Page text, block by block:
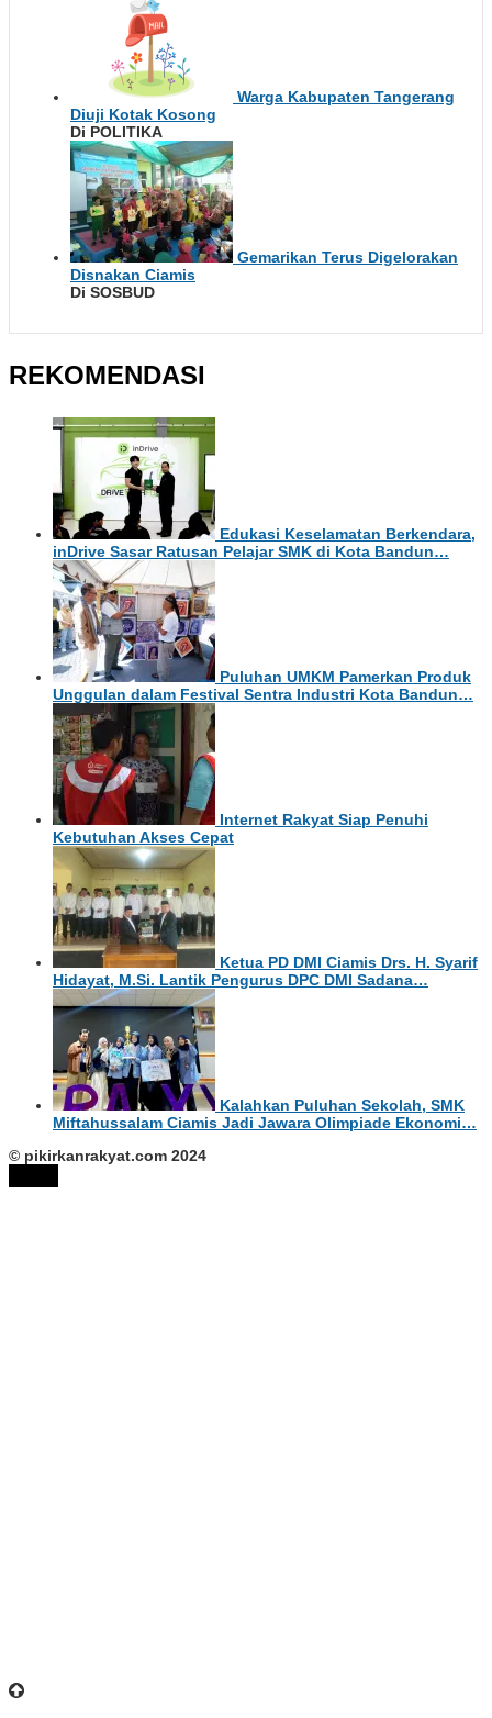
Warga Kabupaten Tangerang
Diuji Kotak Kosong
Di POLITIKA
Gemarikan Terus Digelorakan
Disnakan Ciamis
Di SOSBUD
REKOMENDASI
Edukasi Keselamatan Berkendara,
inDrive Sasar Ratusan Pelajar SMK di Kota Bandun…
Puluhan UMKM Pamerkan Produk
Unggulan dalam Festival Sentra Industri Kota Bandun…
Internet Rakyat Siap Penuhi
Kebutuhan Akses Cepat
Ketua PD DMI Ciamis Drs. H. Syarif
Hidayat, M.Si. Lantik Pengurus DPC DMI Sadana…
Kalahkan Puluhan Sekolah, SMK
Miftahussalam Ciamis Jadi Jawara Olimpiade Ekonomi…
© pikirkanrakyat.com 2024